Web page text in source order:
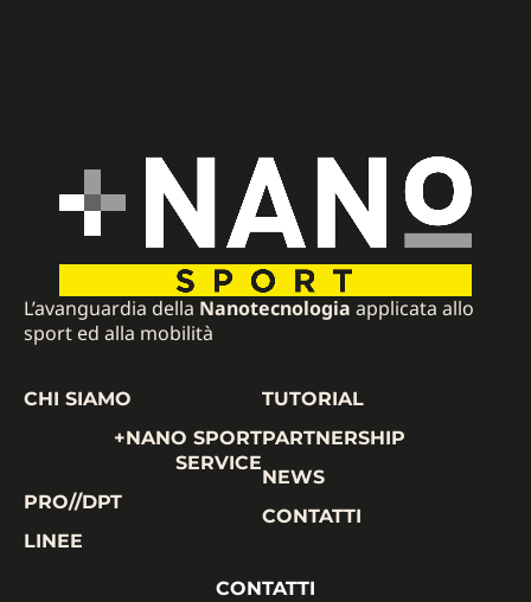
L’avanguardia della Nanotecnologia applicata allo
sport ed alla mobilità
CHI SIAMO
+NANO SPORT
SERVICE
PRO//DPT
LINEE
TUTORIAL
PARTNERSHIP
NEWS
CONTATTI
CONTATTI